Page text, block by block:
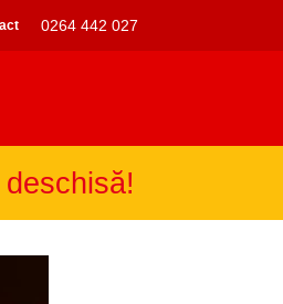
0264 442 027